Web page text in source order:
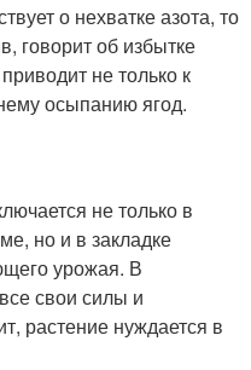
о нехватке азота, то
говорит об избытке
не только к
осыпанию ягод.
не только в
но и в закладке
урожая. В
свои силы и
растение нуждается в